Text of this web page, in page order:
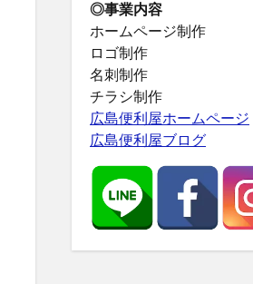
◎事業内容
ホームページ制作
ロゴ制作
名刺制作
チラシ制作
広島便利屋ホームページ
広島便利屋ブログ